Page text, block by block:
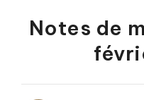
Notes de